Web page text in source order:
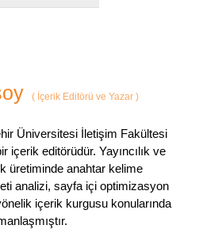
( İçerik Editörü ve Yazar )
Üniversitesi İletişim Fakültesi
içerik editörüdür. Yayıncılık ve
üretiminde anahtar kelime
analizi, sayfa içi optimizasyon
içerik kurgusu konularında